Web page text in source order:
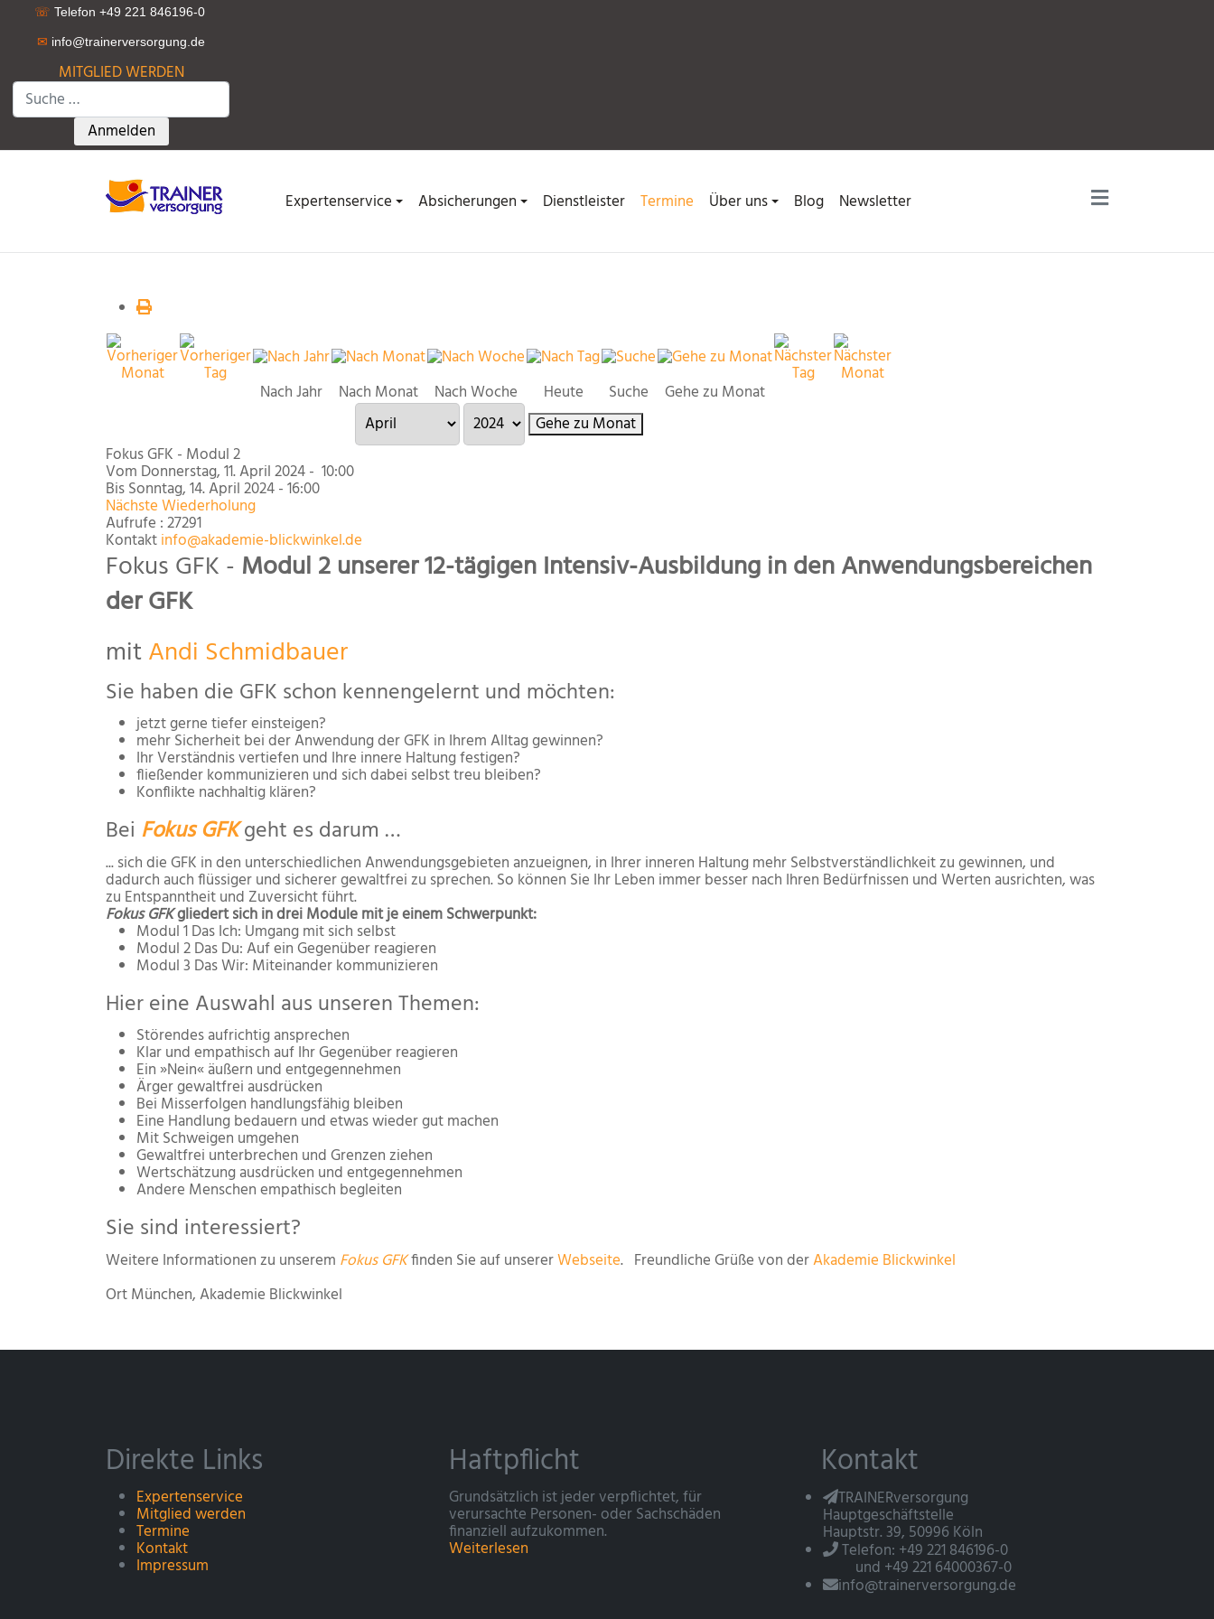
☏ Telefon +49 221 846196-0
✉ info@trainerversorgung.de
MITGLIED WERDEN
Suchen
Type 2 or more characters for results.
Anmelden
Expertenservice Absicherungen Dienstleister Termine Über uns Blog Newsletter
Nach Jahr Nach Monat Nach Woche Heute Suche
Gehe zu Monat
Gehe zu Monat
Fokus GFK - Modul 2
Vom Donnerstag, 11. April 2024 - 10:00
Bis Sonntag, 14. April 2024 - 16:00
Nächste Wiederholung
Aufrufe : 27291
Kontaktinfo@akademie-blickwinkel.de
Fokus GFK - Modul 2 unserer 12-tägigen Intensiv-Ausbildung in den Anwendungsbereichen
der GFK
mitAndi Schmidbauer
Sie haben die GFK schon kennengelernt und möchten:
jetzt gerne tiefer einsteigen?
mehr Sicherheit bei der Anwendung der GFK in Ihrem Alltag gewinnen?
Ihr Verständnis vertiefen und Ihre innere Haltung festigen?
fließender kommunizieren und sich dabei selbst treu bleiben?
Konflikte nachhaltig klären?
Bei Fokus GFKgeht es darum …
... sich die GFK in den unterschiedlichen Anwendungsgebieten anzueignen, in Ihrer inneren Haltung mehr Selbstverständlichkeit zu gewinnen, und
dadurch auch flüssiger und sicherer gewaltfrei zu sprechen. So können Sie Ihr Leben immer besser nach Ihren Be­dürfnissen und Werten ausrichten, was
zu Entspanntheit und Zuversicht führt.
Fokus GFKgliedert sich in drei Module mit je einem Schwerpunkt:
Modul 1 Das Ich: Umgang mit sich selbst
Modul 2 Das Du: Auf ein Gegenüber reagieren
Modul 3 Das Wir: Miteinander kommunizieren
Hier eine Auswahl aus unseren Themen:
Störendes aufrichtig ansprechen
Klar und empathisch auf Ihr Gegenüber reagieren
Ein »Nein« äußern und entgegennehmen
Ärger gewaltfrei ausdrücken
Bei Misserfolgen handlungsfähig bleiben
Eine Handlung bedauern und etwas wieder gut machen
Mit Schweigen umgehen
Gewaltfrei unterbrechen und Grenzen ziehen
Wertschätzung ausdrücken und entgegennehmen
Andere Menschen empathisch begleiten
Sie sind interessiert?
Weitere Informationen zu unserem Fokus GFKfinden Sie auf unsererWebseite. Freundliche Grüße von derAkademie Blickwinkel
OrtMünchen, Akademie Blickwinkel
Direkte Links
Expertenservice
Mitglied werden
Termine
Kontakt
Impressum
Haftpflicht
Grundsätzlich ist jeder verpflichtet, für
verursachte Personen- oder Sachschäden
finanziell aufzukommen.
Weiterlesen
Kontakt
TRAINERversorgung
Hauptgeschäftstelle
Hauptstr. 39, 50996 Köln
Telefon: +49 221 846196-0
und +49 221 64000367-0
info@trainerversorgung.de